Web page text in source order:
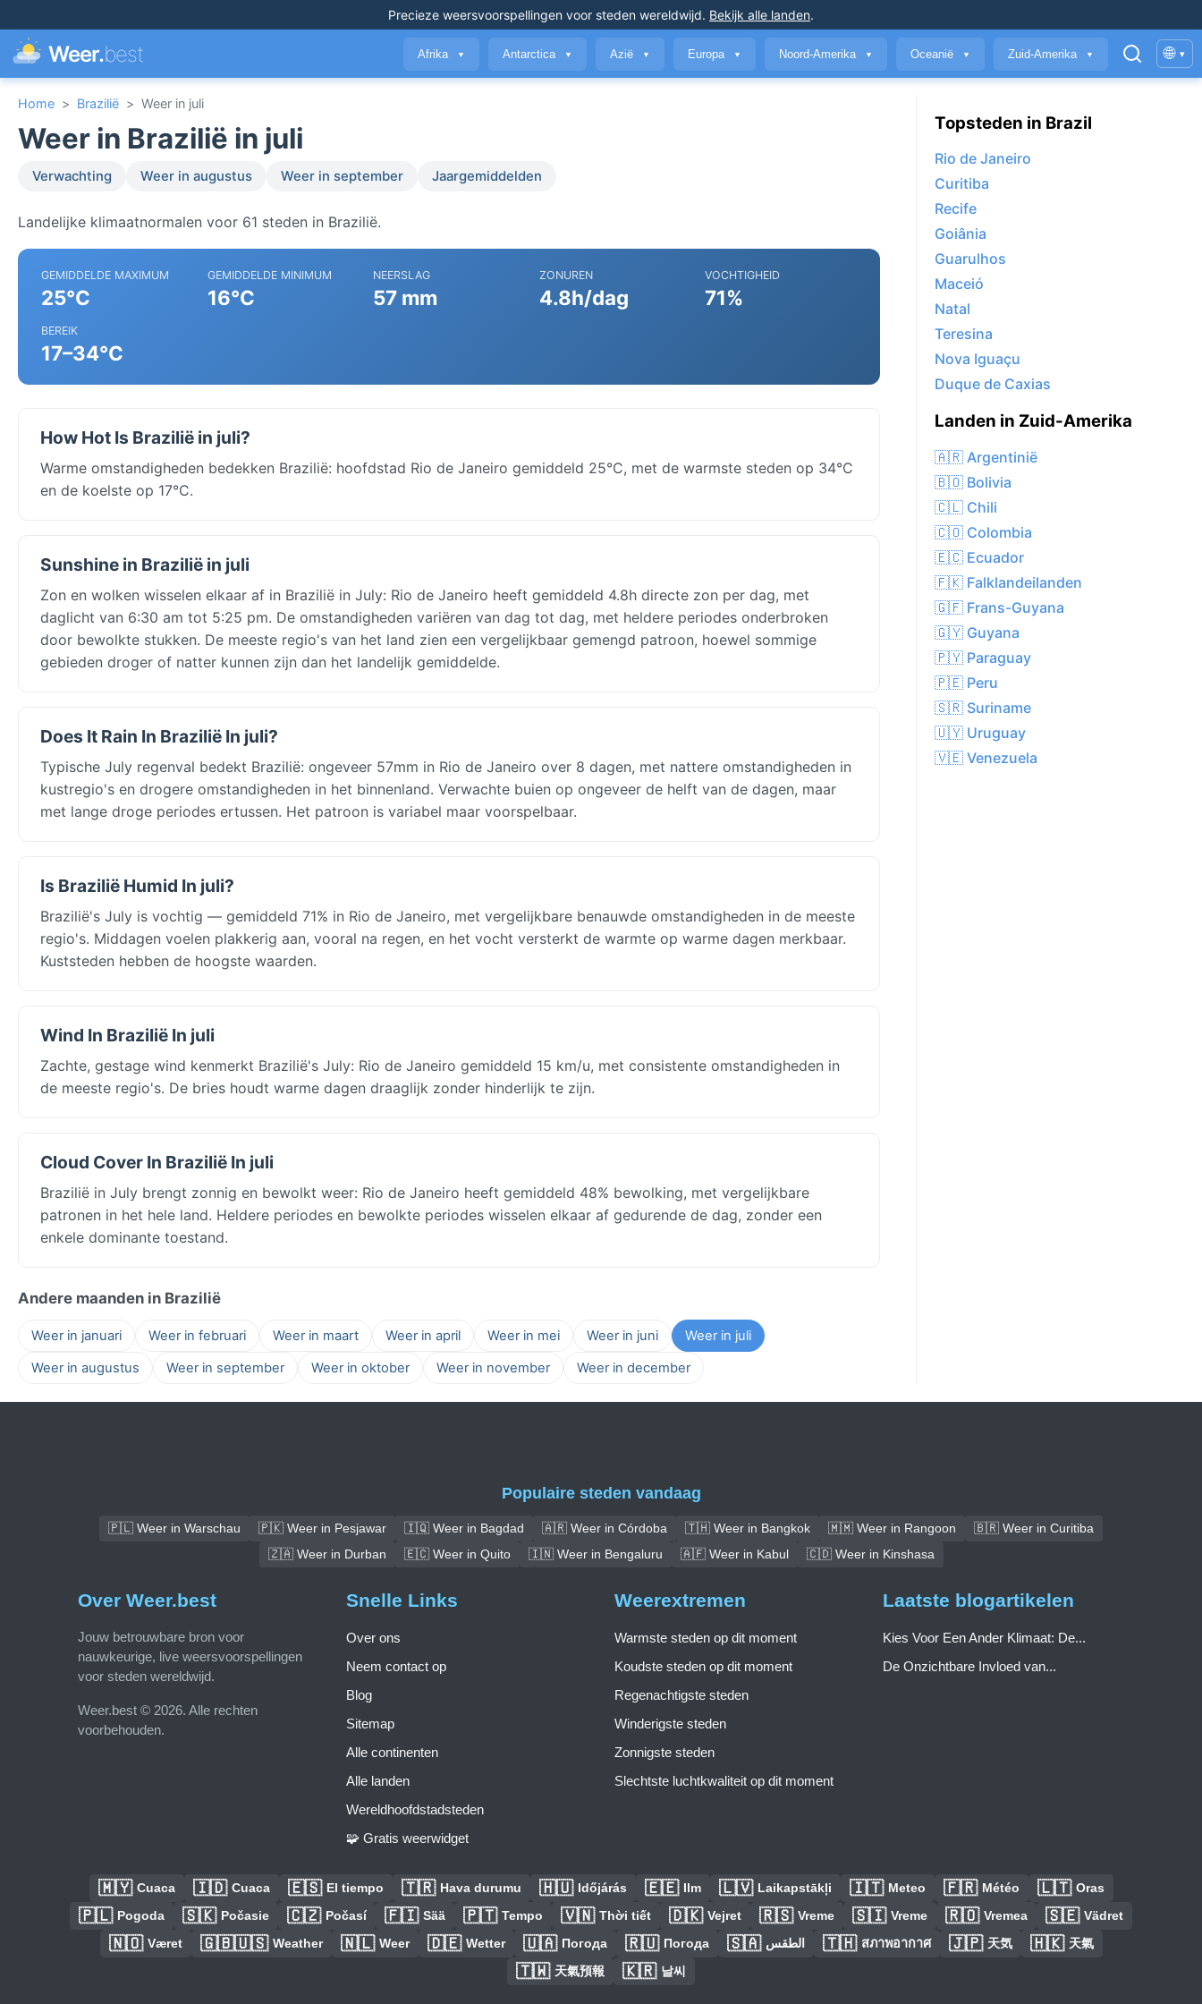
Precieze weersvoorspellingen voor steden wereldwijd. Bekijk alle landen.
Weer.best Afrika ▼ Antarctica ▼ Azië ▼ Europa ▼ Noord-Amerika ▼ Oceanië ▼ Zuid-Amerika ▼ 🌐 ▾
Home > Brazilië > Weer in juli
Weer in Brazilië in juli
Verwachting Weer in augustus Weer in september Jaargemiddelden
Landelijke klimaatnormalen voor 61 steden in Brazilië.
GEMIDDELDE MAXIMUM
25°C
GEMIDDELDE MINIMUM
16°C
NEERSLAG
57 mm
ZONUREN
4.8h/dag
VOCHTIGHEID
71%
BEREIK
17–34°C
How Hot Is Brazilië in juli?
Warme omstandigheden bedekken Brazilië: hoofdstad Rio de Janeiro gemiddeld 25°C, met de warmste steden op 34°C
en de koelste op 17°C.
Sunshine in Brazilië in juli
Zon en wolken wisselen elkaar af in Brazilië in July: Rio de Janeiro heeft gemiddeld 4.8h directe zon per dag, met
daglicht van 6:30 am tot 5:25 pm. De omstandigheden variëren van dag tot dag, met heldere periodes onderbroken
door bewolkte stukken. De meeste regio's van het land zien een vergelijkbaar gemengd patroon, hoewel sommige
gebieden droger of natter kunnen zijn dan het landelijk gemiddelde.
Does It Rain In Brazilië In juli?
Typische July regenval bedekt Brazilië: ongeveer 57mm in Rio de Janeiro over 8 dagen, met nattere omstandigheden in
kustregio's en drogere omstandigheden in het binnenland. Verwachte buien op ongeveer de helft van de dagen, maar
met lange droge periodes ertussen. Het patroon is variabel maar voorspelbaar.
Is Brazilië Humid In juli?
Brazilië's July is vochtig — gemiddeld 71% in Rio de Janeiro, met vergelijkbare benauwde omstandigheden in de meeste
regio's. Middagen voelen plakkerig aan, vooral na regen, en het vocht versterkt de warmte op warme dagen merkbaar.
Kuststeden hebben de hoogste waarden.
Wind In Brazilië In juli
Zachte, gestage wind kenmerkt Brazilië's July: Rio de Janeiro gemiddeld 15 km/u, met consistente omstandigheden in
de meeste regio's. De bries houdt warme dagen draaglijk zonder hinderlijk te zijn.
Cloud Cover In Brazilië In juli
Brazilië in July brengt zonnig en bewolkt weer: Rio de Janeiro heeft gemiddeld 48% bewolking, met vergelijkbare
patronen in het hele land. Heldere periodes en bewolkte periodes wisselen elkaar af gedurende de dag, zonder een
enkele dominante toestand.
Andere maanden in Brazilië
Weer in januari Weer in februari Weer in maart Weer in april Weer in mei Weer in juni
Weer in juli
Weer in augustus
Weer in september Weer in oktober Weer in november Weer in december
Topsteden in Brazil
Rio de Janeiro
Curitiba
Recife
Goiânia
Guarulhos
Maceió
Natal
Teresina
Nova Iguaçu
Duque de Caxias
Landen in Zuid-Amerika
🇦🇷 Argentinië
🇧🇴 Bolivia
🇨🇱 Chili
🇨🇴 Colombia
🇪🇨 Ecuador
🇫🇰 Falklandeilanden
🇬🇫 Frans-Guyana
🇬🇾 Guyana
🇵🇾 Paraguay
🇵🇪 Peru
🇸🇷 Suriname
🇺🇾 Uruguay
🇻🇪 Venezuela
Populaire steden vandaag
🇵🇱 Weer in Warschau 🇵🇰 Weer in Pesjawar 🇮🇶 Weer in Bagdad 🇦🇷 Weer in Córdoba 🇹🇭 Weer in Bangkok 🇲🇲 Weer in Rangoon
🇧🇷 Weer in Curitiba
🇿🇦 Weer in Durban
🇪🇨 Weer in Quito 🇮🇳 Weer in Bengaluru 🇦🇫 Weer in Kabul 🇨🇩 Weer in Kinshasa
Over Weer.best
Jouw betrouwbare bron voor
nauwkeurige, live weersvoorspellingen
voor steden wereldwijd.
Weer.best © 2026. Alle rechten
voorbehouden.
Snelle Links
Over ons
Neem contact op
Blog
Sitemap
Alle continenten
Alle landen
Wereldhoofdstadsteden
🧩 Gratis weerwidget
Weerextremen
Warmste steden op dit moment
Koudste steden op dit moment
Regenachtigste steden
Winderigste steden
Zonnigste steden
Slechtste luchtkwaliteit op dit moment
Laatste blogartikelen
Kies Voor Een Ander Klimaat: De...
De Onzichtbare Invloed van...
🇲🇾 Cuaca 🇮🇩 Cuaca 🇪🇸 El tiempo 🇹🇷 Hava durumu 🇭🇺 Időjárás 🇪🇪 Ilm 🇱🇻 Laikapstākļi 🇮🇹 Meteo 🇫🇷 Météo 🇱🇹 Oras
🇵🇱 Pogoda 🇸🇰 Počasie 🇨🇿 Počasí 🇫🇮 Sää 🇵🇹 Tempo 🇻🇳 Thời tiết 🇩🇰 Vejret 🇷🇸 Vreme 🇸🇮 Vreme 🇷🇴 Vremea 🇸🇪 Vädret
🇳🇴 Været 🇬🇧🇺🇸 Weather 🇳🇱 Weer 🇩🇪 Wetter 🇺🇦 Погода 🇷🇺 Погода 🇸🇦 الطقس 🇹🇭 สภาพอากาศ 🇯🇵 天気 🇭🇰 天氣
🇹🇼 天氣預報 🇰🇷 날씨